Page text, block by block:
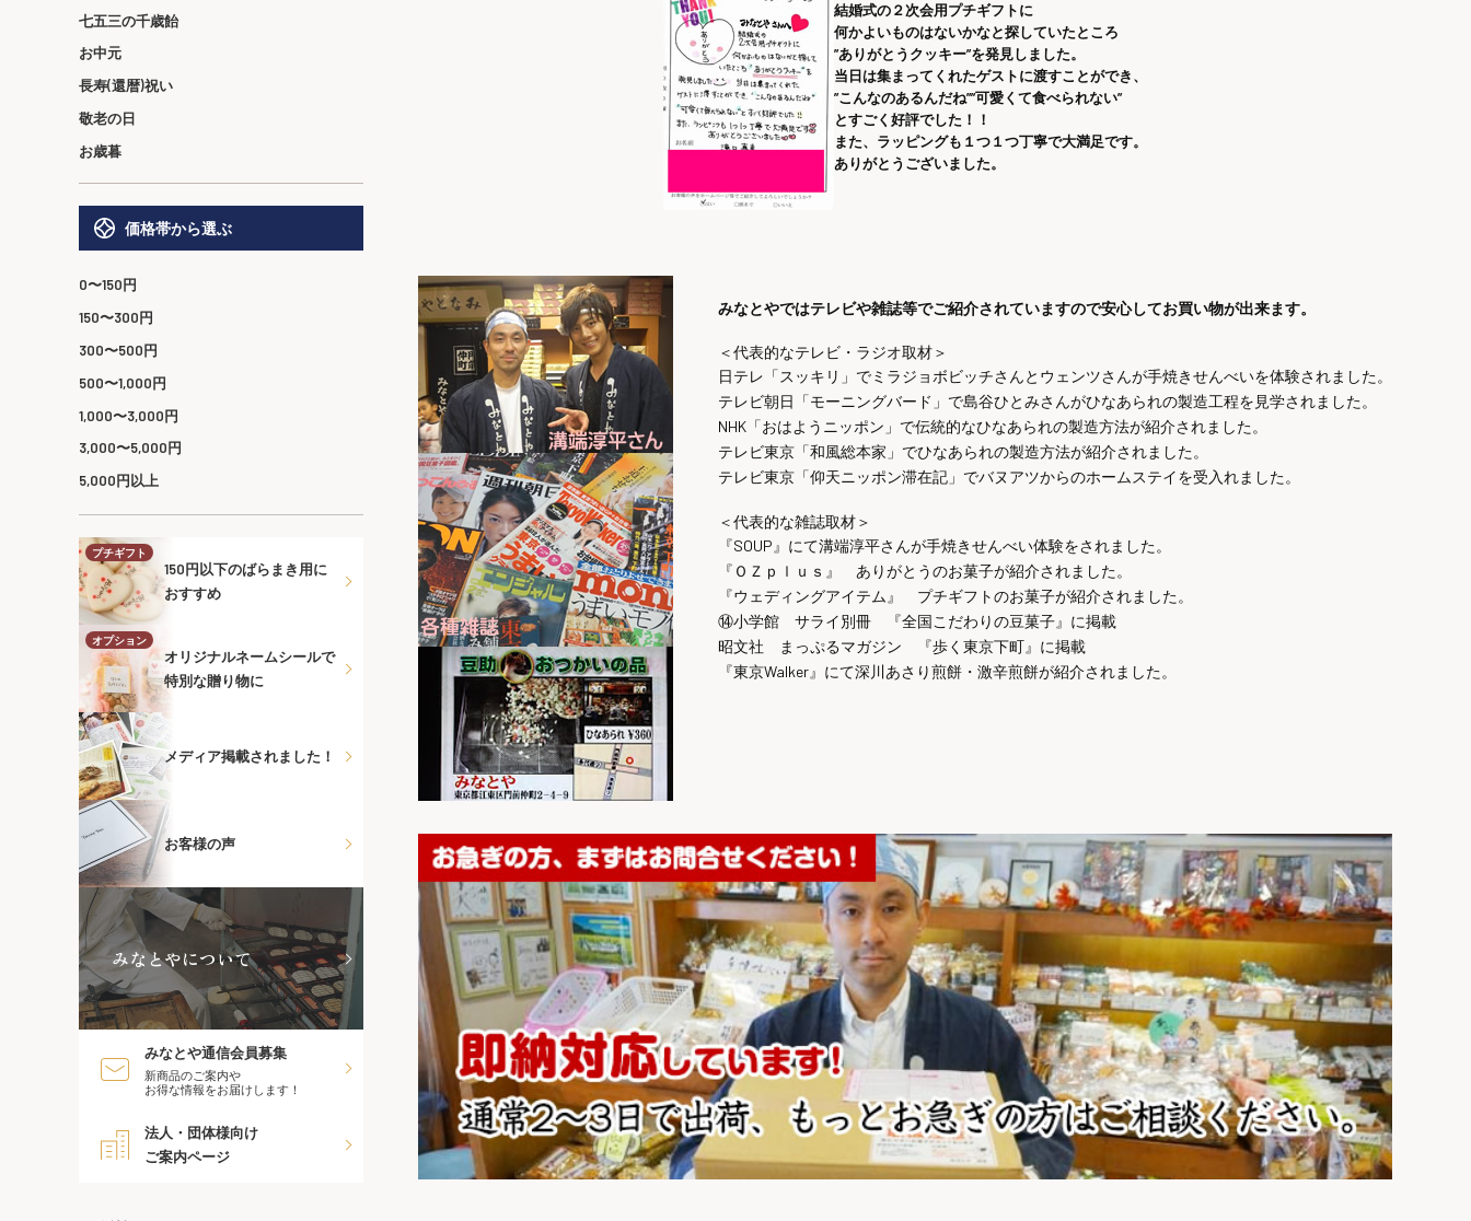
七五三の千歳飴
お中元
長寿(還暦)祝い
敬老の日
お歳暮
価格帯から選ぶ
0〜150円
150〜300円
300〜500円
500〜1,000円
1,000〜3,000円
3,000〜5,000円
5,000円以上
プチギフト
150円以下のばらまき用に
おすすめ
オプション
オリジナルネームシールで
特別な贈り物に
メディア掲載されました！
お客様の声
みなとやについて
みなとや通信会員募集
新商品のご案内や
お得な情報をお届けします！
法人・団体様向け
ご案内ページ
結婚式の２次会用プチギフトに
何かよいものはないかなと探していたところ
”ありがとうクッキー”を発見しました。
当日は集まってくれたゲストに渡すことができ、
”こんなのあるんだね””可愛くて食べられない”
とすごく好評でした！！
また、ラッピングも１つ１つ丁寧で大満足です。
ありがとうございました。
みなとやではテレビや雑誌等でご紹介されていますので安心してお買い物が出来ます。
＜代表的なテレビ・ラジオ取材＞
日テレ「スッキリ」でミラジョボビッチさんとウェンツさんが手焼きせんべいを体験されました。
テレビ朝日「モーニングバード」で島谷ひとみさんがひなあられの製造工程を見学されました。
NHK「おはようニッポン」で伝統的なひなあられの製造方法が紹介されました。
テレビ東京「和風総本家」でひなあられの製造方法が紹介されました。
テレビ東京「仰天ニッポン滞在記」でバヌアツからのホームステイを受入れました。
＜代表的な雑誌取材＞
『SOUP』にて溝端淳平さんが手焼きせんべい体験をされました。
『ＯＺｐｌｕｓ』 ありがとうのお菓子が紹介されました。
『ウェディングアイテム』 プチギフトのお菓子が紹介されました。
⑭小学館 サライ別冊 『全国こだわりの豆菓子』に掲載
昭文社 まっぷるマガジン 『歩く東京下町』に掲載
『東京Walker』にて深川あさり煎餅・激辛煎餅が紹介されました。